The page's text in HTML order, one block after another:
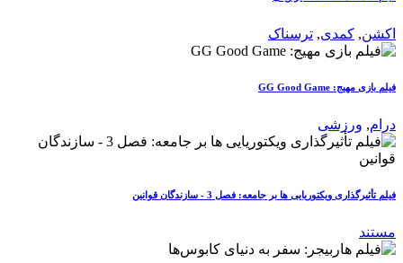
اکشن, کمدی, ترسناک
فیلم بازی مهیج: GG Good Game
درام, ورزشی
فیلم تأثیرگذاری ویکتوریایی ها بر جامعه: فصل 3 - سازندگان قوانین
مستند